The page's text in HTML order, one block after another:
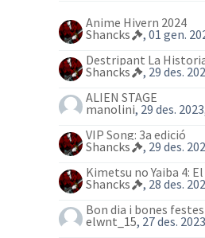
Anime Hivern 2024
Shancks
, 01 gen.
Destripant La
Shancks
, 29 des.
ALIEN STAGE
manolini, 29 des.
VIP Song: 3a edició
Shancks
, 29 des.
Kimetsu no Yaiba 4:
Shancks
, 28 des.
Bon dia i bones
elwnt_15, 27 des.